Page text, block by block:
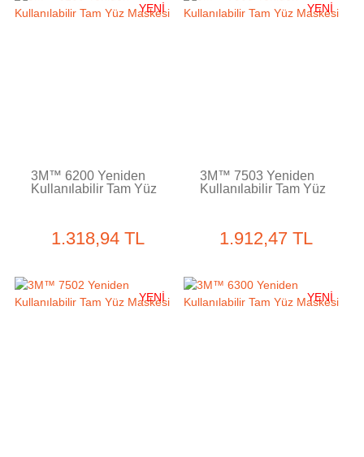
YENİ
3M™ 6200 Yeniden
Kullanılabilir Tam Yüz
1.318,94 TL
YENİ
3M™ 7503 Yeniden
Kullanılabilir Tam Yüz
1.912,47 TL
YENİ YENİ